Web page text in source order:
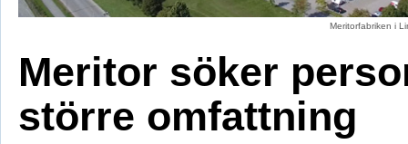
Meritorfabriken i
Meritor söker
större omfattning